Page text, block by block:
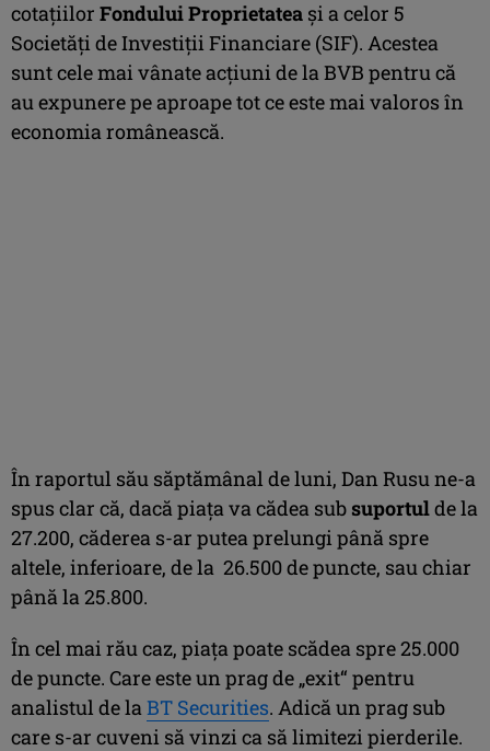
cotaţiilor Fondului Proprietatea şi a celor 5
Societăţi de Investiţii Financiare (SIF). Acestea
sunt cele mai vânate acţiuni de la BVB pentru că
au expunere pe aproape tot ce este mai valoros în
economia românească.
În raportul său săptămânal de luni, Dan Rusu ne-a
spus clar că, dacă piaţa va cădea sub suportulde la
27.200, căderea s-ar putea prelungi până spre
altele, inferioare, de la 26.500 de puncte, sau chiar
până la 25.800.
În cel mai rău caz, piaţa poate scădea spre 25.000
de puncte. Care este un prag de „exit“ pentru
analistul de la BT Securities. Adică un prag sub
care s-ar cuveni să vinzi ca să limitezi pierderile.